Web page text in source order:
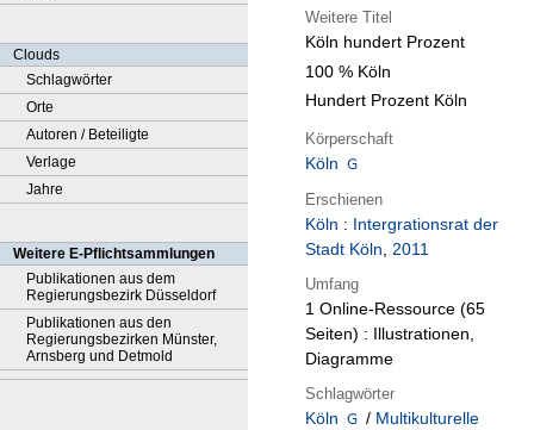
Clouds
Schlagwörter
Orte
Autoren / Beteiligte
Verlage
Jahre
Weitere E-Pflichtsammlungen
Publikationen aus dem
Regierungsbezirk Düsseldorf
Publikationen aus den
Regierungsbezirken Münster,
Arnsberg und Detmold
Weitere Titel
Köln hundert Prozent
100 % Köln
Hundert Prozent Köln
Körperschaft
Köln
Erschienen
Köln : Intergrationsrat der
Stadt Köln, 2011
Umfang
1 Online-Ressource (65
Seiten) : Illustrationen,
Diagramme
Schlagwörter
Köln / Multikulturelle